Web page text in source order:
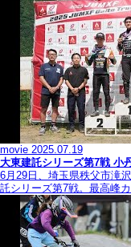
movie 2025.07.19
大東建託シリーズ第7戦 ⼩
6月29日、埼玉県秩父市滝
託シリーズ第7戦。最高峰